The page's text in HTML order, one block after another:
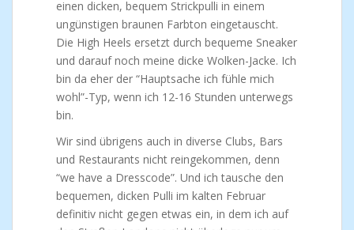
einen dicken, bequem Strickpulli in einem
ungünstigen braunen Farbton eingetauscht.
Die High Heels ersetzt durch bequeme Sneaker
und darauf noch meine dicke Wolken-Jacke. Ich
bin da eher der “Hauptsache ich fühle mich
wohl”-Typ, wenn ich 12-16 Stunden unterwegs
bin.
Wir sind übrigens auch in diverse Clubs, Bars
und Restaurants nicht reingekommen, denn
“we have a Dresscode”. Und ich tausche den
bequemen, dicken Pulli im kalten Februar
definitiv nicht gegen etwas ein, in dem ich auf